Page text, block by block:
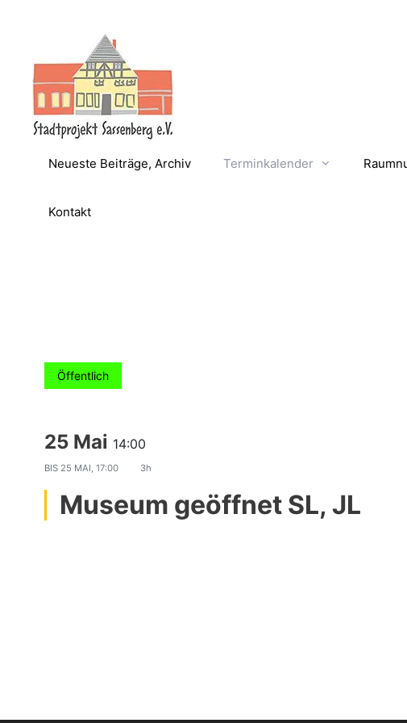
Neueste Beiträge, Archiv Terminkalender
Kontakt
Öffentlich
25 Mai 14:00
BIS 25 MAI, 17:00 3h
Museum geöffnet SL, JL